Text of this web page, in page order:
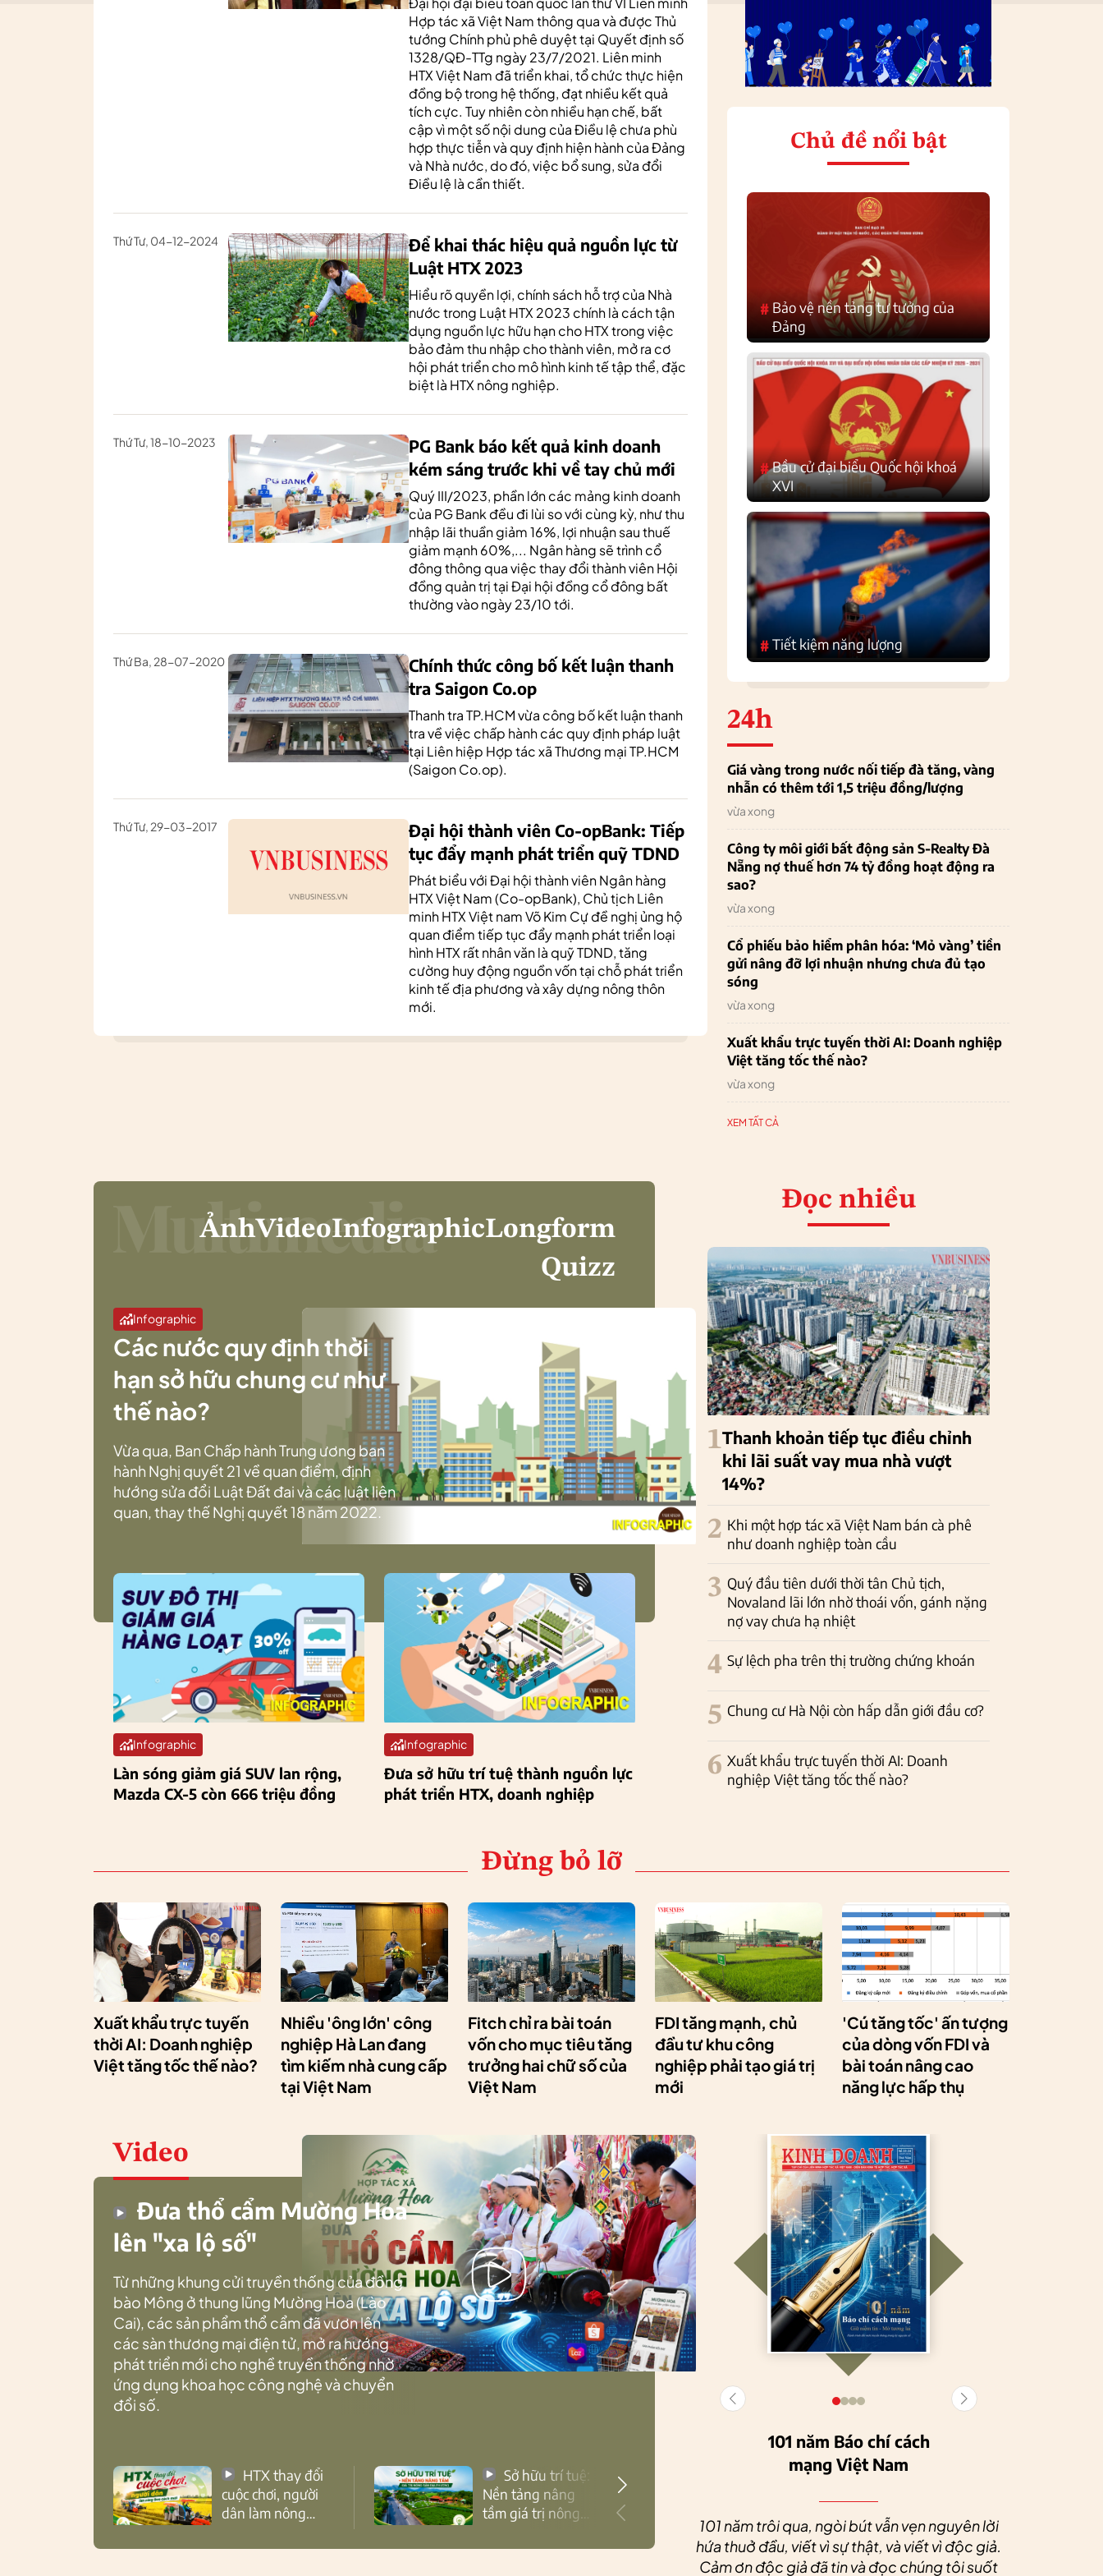
Hợp tác xã Việt Nam thông qua và được Thủ
tướng Chính phủ phê duyệt tại Quyết định số
1328/QĐ-TTg ngày 23/7/2021. Liên minh
HTX Việt Nam đã triển khai, tổ chức thực hiện
đồng bộ trong hệ thống, đạt nhiều kết quả
tích cực. Tuy nhiên còn nhiều hạn chế, bất
cập vì một số nội dung của Điều lệ chưa phù
hợp thực tiễn và quy định hiện hành của Đảng
và Nhà nước, do đó, việc bổ sung, sửa đổi
Điều lệ là cần thiết.
Thứ Tư, 04-12-2024
Để khai thác hiệu quả nguồn lực từ
Luật HTX 2023
Hiểu rõ quyền lợi, chính sách hỗ trợ của Nhà
nước trong Luật HTX 2023 chính là cách tận
dụng nguồn lực hữu hạn cho HTX trong việc
bảo đảm thu nhập cho thành viên, mở ra cơ
hội phát triển cho mô hình kinh tế tập thể, đặc
biệt là HTX nông nghiệp.
Thứ Tư, 18-10-2023
PG Bank báo kết quả kinh doanh
kém sáng trước khi về tay chủ mới
Quý III/2023, phần lớn các mảng kinh doanh
của PG Bank đều đi lùi so với cùng kỳ, như thu
nhập lãi thuần giảm 16%, lợi nhuận sau thuế
giảm mạnh 60%,... Ngân hàng sẽ trình cổ
đông thông qua việc thay đổi thành viên Hội
đồng quản trị tại Đại hội đồng cổ đông bất
thường vào ngày 23/10 tới.
Thứ Ba, 28-07-2020
Chính thức công bố kết luận thanh
tra Saigon Co.op
Thanh tra TP.HCM vừa công bố kết luận thanh
tra về việc chấp hành các quy định pháp luật
tại Liên hiệp Hợp tác xã Thương mại TP.HCM
(Saigon Co.op).
Thứ Tư, 29-03-2017
Đại hội thành viên Co-opBank: Tiếp
tục đẩy mạnh phát triển quỹ TDND
Phát biểu với Đại hội thành viên Ngân hàng
HTX Việt Nam (Co-opBank), Chủ tịch Liên
minh HTX Việt nam Võ Kim Cự đề nghị ủng hộ
quan điểm tiếp tục đẩy mạnh phát triển loại
hình HTX rất nhân văn là quỹ TDND, tăng
cường huy động nguồn vốn tại chỗ phát triển
kinh tế địa phương và xây dựng nông thôn
mới.
Chủ đề nổi bật
#Bảo vệ nền tảng tư tưởng của
Đảng
#Bầu cử đại biểu Quốc hội khoá
XVI
#Tiết kiệm năng lượng
24h
Giá vàng trong nước nối tiếp đà tăng, vàng
nhẫn có thêm tới 1,5 triệu đồng/lượng
vừa xong
Công ty môi giới bất động sản S-Realty Đà
Nẵng nợ thuế hơn 74 tỷ đồng hoạt động ra
sao?
vừa xong
Cổ phiếu bảo hiểm phân hóa: ‘Mỏ vàng’ tiền
gửi nâng đỡ lợi nhuận nhưng chưa đủ tạo
sóng
vừa xong
Xuất khẩu trực tuyến thời AI: Doanh nghiệp
Việt tăng tốc thế nào?
vừa xong
XEM TẤT CẢ
ẢnhVideoInfographicLongform
Quizz
Infographic
Các nước quy định thời
hạn sở hữu chung cư như
thế nào?
Vừa qua, Ban Chấp hành Trung ương ban
hành Nghị quyết 21 về quan điểm, định
hướng sửa đổi Luật Đất đai và các luật liên
quan, thay thế Nghị quyết 18 năm 2022.
Infographic
Làn sóng giảm giá SUV lan rộng,
Mazda CX-5 còn 666 triệu đồng
Infographic
Đưa sở hữu trí tuệ thành nguồn lực
phát triển HTX, doanh nghiệp
Đọc nhiều
1Thanh khoản tiếp tục điều chỉnh
khi lãi suất vay mua nhà vượt
14%?
2 Khi một hợp tác xã Việt Nam bán cà phê
như doanh nghiệp toàn cầu
3 Quý đầu tiên dưới thời tân Chủ tịch,
Novaland lãi lớn nhờ thoái vốn, gánh nặng
nợ vay chưa hạ nhiệt
4 Sự lệch pha trên thị trường chứng khoán
5 Chung cư Hà Nội còn hấp dẫn giới đầu cơ?
6 Xuất khẩu trực tuyến thời AI: Doanh
nghiệp Việt tăng tốc thế nào?
Đừng bỏ lỡ
Xuất khẩu trực tuyến
thời AI: Doanh nghiệp
Việt tăng tốc thế nào?
Nhiều 'ông lớn' công
nghiệp Hà Lan đang
tìm kiếm nhà cung cấp
tại Việt Nam
Fitch chỉ ra bài toán
vốn cho mục tiêu tăng
trưởng hai chữ số của
Việt Nam
FDI tăng mạnh, chủ
đầu tư khu công
nghiệp phải tạo giá trị
mới
'Cú tăng tốc' ấn tượng
của dòng vốn FDI và
bài toán nâng cao
năng lực hấp thụ
Video
Đưa thổ cẩm Mường Hoa
lên "xa lộ số"
Từ những khung cửi truyền thống của đồng
bào Mông ở thung lũng Mường Hoa (Lào
Cai), các sản phẩm thổ cẩm đã vươn lên
các sàn thương mại điện tử, mở ra hướng
phát triển mới cho nghề truyền thống nhờ
ứng dụng khoa học công nghệ và chuyển
đổi số.
cuộc chơi, người
dân làm nông
Nền tảng nâng
tầm giá trị nông
lực cho nông
nghiệp bền vững
101 năm Báo chí cách
mạng Việt Nam
101 năm trôi qua, ngòi bút vẫn vẹn nguyên lời
hứa thuở đầu, viết vì sự thật, và viết vì độc giả.
Cảm ơn độc giả đã tin và đọc chúng tôi suốt